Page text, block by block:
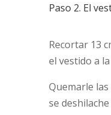
Paso 2. El
Recortar 13
el vestido a
Quemarle
se deshilache